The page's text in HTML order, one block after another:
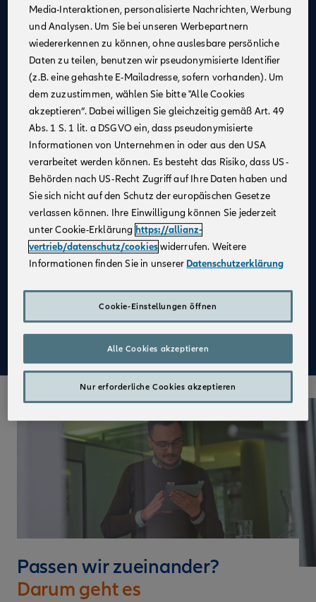
Kontinuierliche Unterstützung : Profitiere von
Schulungen und Coachings durch erfahrene
Mitarbeiter:innen, Trainer:innen und Führungskräfte,
um fachlich und persönlich zu wachsen.
Flexible Arbeitsmöglichkeiten
: Nutze unsere
digitalen Beratungstools, um von überall aus zu
arbeiten und Deine Kundinnen und Kunden
bestmöglich zu betreuen.
Attraktives Vergütungsmodell: Gestalte Dein
Einkommen selbst – durch Fleiß und Engagement
kannst Du über Dein Festgehalt hinaus Provisionen
und leistungsbezogene Sondervergütungen
verdienen.
Karriereentwicklung: Entwickle Dich gezielt weiter –
durch regelmäßige Gespräche und transparente
Zusammenarbeit und die Grundlage für Deinen
individuellen Karriereweg.
Mehr zu Deinen Vorteilen im Vertrieb der Allianz
Passen wir zueinander?
Darum geht es
Media-Interaktionen, personalisierte Nachrichten, Werbung
und Analysen. Um Sie bei unseren Werbepartnern
wiedererkennen zu können, ohne auslesbare persönliche
Daten zu teilen, benutzen wir pseudonymisierte Identifier
(z.B. eine gehashte E-Mailadresse, sofern vorhanden). Um
dem zuzustimmen, wählen Sie bitte "Alle Cookies
akzeptieren“. Dabei willigen Sie gleichzeitig gemäß Art. 49
Abs. 1 S. 1 lit. a DSGVO ein, dass pseudonymisierte
Informationen von Unternehmen in oder aus den USA
verarbeitet werden können. Es besteht das Risiko, dass US-
Behörden nach US-Recht Zugriff auf Ihre Daten haben und
Sie sich nicht auf den Schutz der europäischen Gesetze
verlassen können. Ihre Einwilligung können Sie jederzeit
unter Cookie-Erklärung https://allianz-
vertrieb/datenschutz/cookieswiderrufen. Weitere
Informationen finden Sie in unserer Datenschutzerklärung
Cookie-Einstellungen öffnen
Nur erforderliche Cookies akzeptieren
Alle Cookies akzeptieren